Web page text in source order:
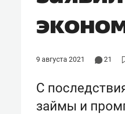
9 августа 2021 21
С
займы и
Как